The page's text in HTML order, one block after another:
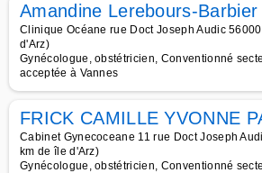
Amandine Lerebours-Barbier
Clinique Océane rue Doct Joseph Audic
d'Arz)
Gynécologue, obstétricien, Conventionné
acceptée à Vannes
FRICK CAMILLE YVONNE
Cabinet Gynecoceane 11 rue Doct Joseph
km de île d'Arz)
Gynécologue, obstétricien, Conventionné